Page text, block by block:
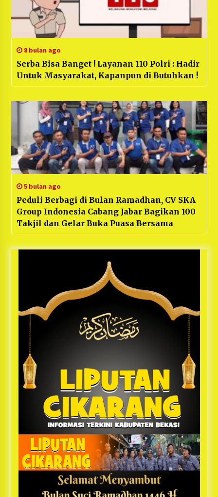
8 bulan ago
Serba Bisa Banget ! Layanan 110 Polri : Hadir
Untuk Masyarakat, Kapanpun di Butuhkan !
5 bulan ago
Peduli Berbagi di Bulan Ramadhan, CV SKA
Group Indonesia Cabang Jabar Bagikan 100
Takjil dan Gelar Buka Puasa Bersama